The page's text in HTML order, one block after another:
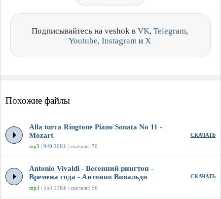
Подписывайтесь на veshok в VK, Telegram,
Youtube, Instagram и X
Похожие файлы
Alla turca Ringtone Piano Sonata No 11 -
Mozart
mp3 | 949.26Kb | скачали: 70
СКАЧАТЬ
Antonio Vivaldi - Весенний рингтон -
Времена года - Антонио Вивальди
mp3 | 553.13Kb | скачали: 56
СКАЧАТЬ